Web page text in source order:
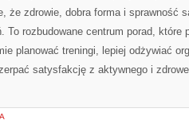
że zdrowie, dobra forma i sprawność
To rozbudowane centrum porad, które
planować treningi, lepiej odżywiać
satysfakcję z aktywnego i